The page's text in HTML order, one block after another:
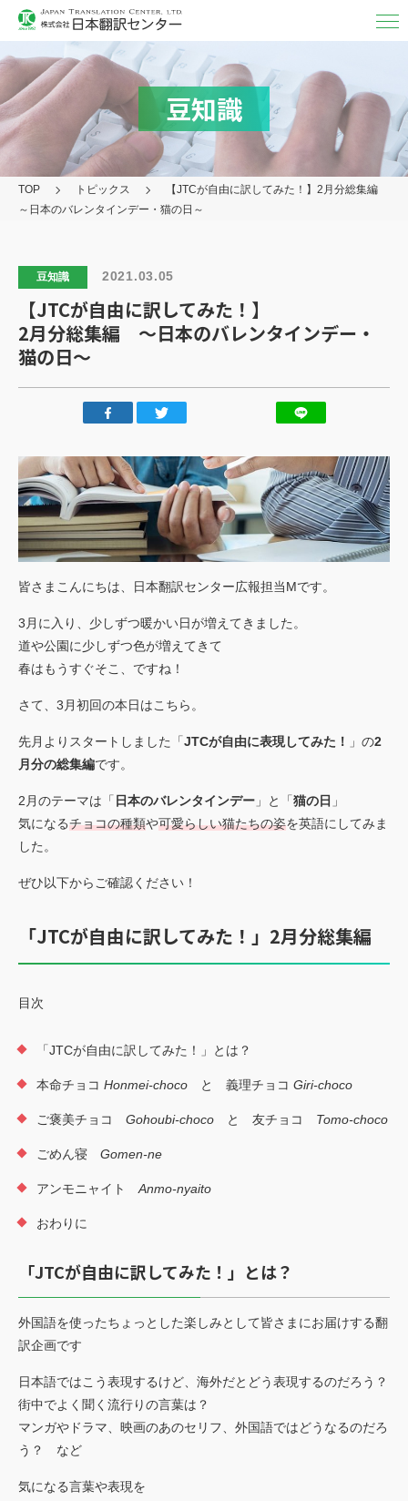
翻訳
MTPE（機械チェック）
映像字幕
対応フォーマット
アフターケア
その他のサービス
行動規範
会社概要
アクセスマップ
お客様の声
実績
トピックス
ご利用 案内
お見積もり依頼
翻訳者登録
豆知識
TOP トピックス 【JTCが自由に訳してみた！】 2月分総集編
～日本のバレンタインデー・猫の日～
豆知識 2021.03.05
【JTCが自由に訳してみた！】
2月分総集編 ～日本のバレンタインデー・
猫の日～
皆さまこんにちは、日本翻訳センター広報担当Mです。
3月に入り、少しずつ暖かい日が増えてきました。
道や公園に少しずつ色が増えてきて
春はもうすぐそこ、ですね！
さて、3月初回の本日はこちら。
先月よりスタートしました「JTCが自由に表現してみた！ 」の2
月分の総集編です。
2月のテーマは「 日本のバレンタインデー 」と「猫の日 」
気になるチョコの種類や可愛らしい猫たちの姿を英語にしてみま
した。
ぜひ以下からご確認ください！
「JTCが自由に訳してみた！」2月分総集編
目次
「JTCが自由に訳してみた！」とは？
本命チョコ Honmei-choco と 義理チョコ Giri-choco
ご褒美チョコ Gohoubi-choco と 友チョコ Tomo-choco
ごめん寝 Gomen-ne
アンモニャイトAnmo-nyaito
おわりに
「JTCが自由に訳してみた！」とは？
外国語を使ったちょっとした楽しみとして皆さまにお届けする翻
訳企画です
日本語ではこう表現するけど、海外だとどう表現するのだろう？
街中でよく聞く流行りの言葉は？
マンガやドラマ、映画のあのセリフ、外国語ではどうなるのだろ
う？ など
気になる言葉や表現を